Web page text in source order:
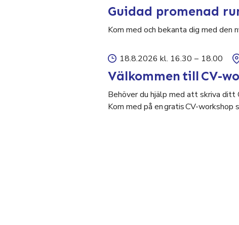
Guidad promenad
Kom med och bekanta dig med den
18.8.2026 kl. 16.30 – 18.00
Välkommen till CV-
Behöver du hjälp med att skriva
Kom med på en gratis CV-workshop